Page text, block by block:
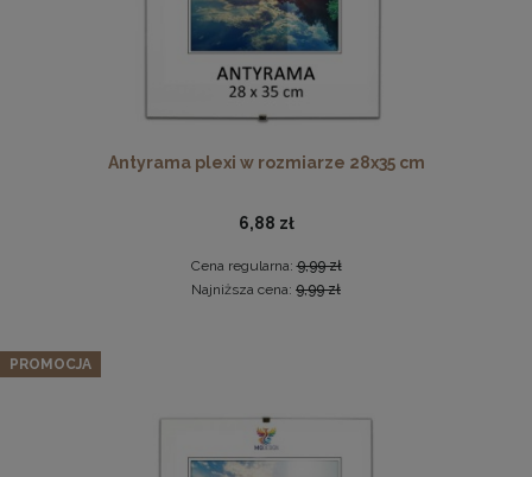
Komplet 5 sztuk klipsów do antyram
Cena regularna:
Najniższa cena:13,99 zł
Antyrama plexi w rozmiarze 28x35 cm
6,88 zł
Cena regularna:9,99 zł
Najniższa cena: 9,99 zł
PROMOCJA